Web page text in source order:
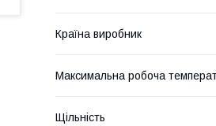
Країна виробник
Максимальна робоча
Щільність